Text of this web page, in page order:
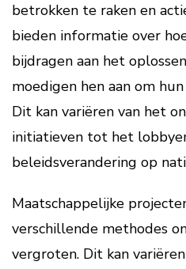
betrokken te raken en
bieden informatie over
bijdragen aan het
moedigen hen aan om
Dit kan variëren van het
initiatieven tot het
beleidsverandering op
Maatschappelijke
verschillende methodes
vergroten. Dit kan